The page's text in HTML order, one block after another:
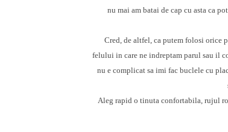
nu mai am batai de cap cu asta ca
Cred, de altfel, ca putem folosi orice
felului in care ne indreptam parul sau il
nu e complicat sa imi fac buclele cu
Aleg rapid o tinuta confortabila, rujul